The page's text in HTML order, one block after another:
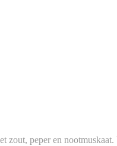
zout, peper en